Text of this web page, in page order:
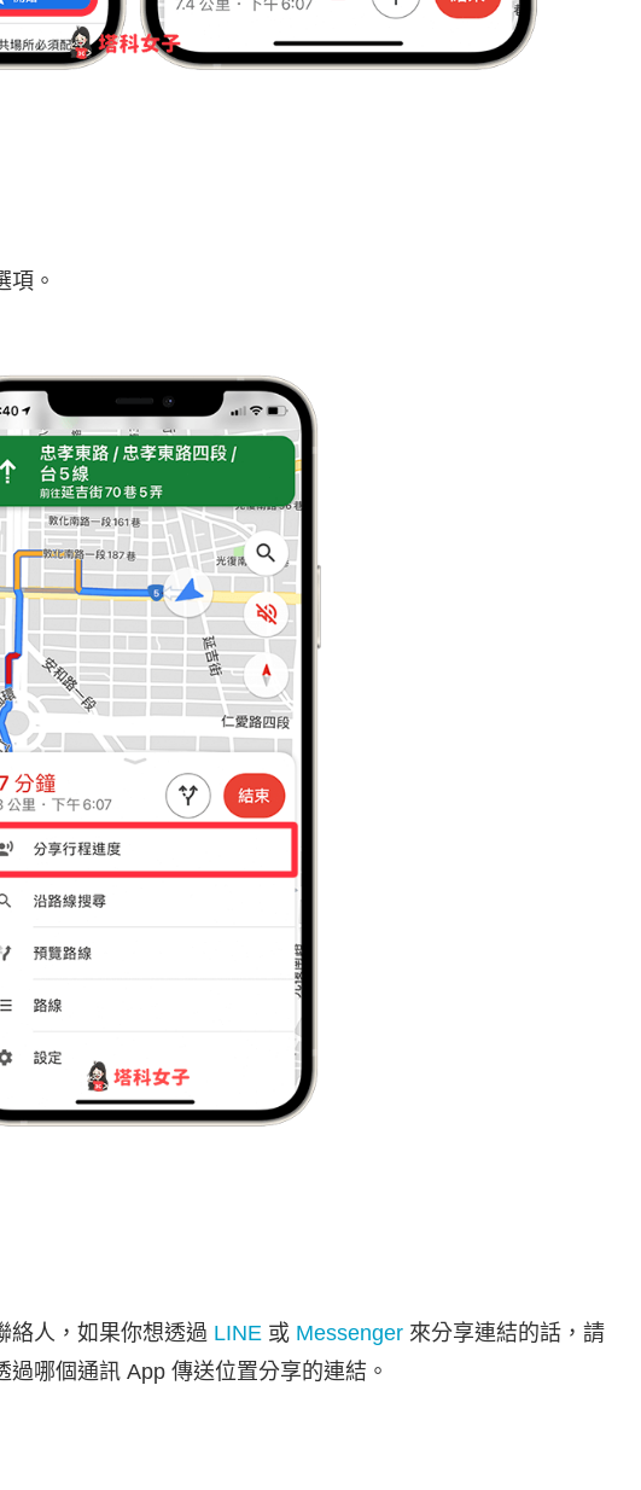
項。
絡人，如果你想透過 LINE 或 Messenger 來分享連結的話，請
過哪個通訊 App 傳送位置分享的連結。